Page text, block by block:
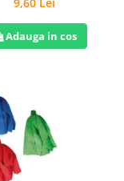
Adauga in cos